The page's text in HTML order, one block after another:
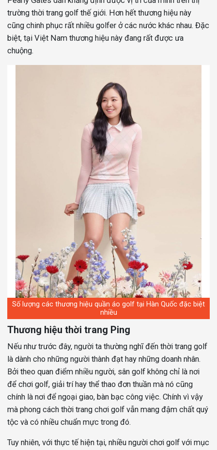
trường thời trang golf thế giới. Hơn hết thương hiệu này
cũng chinh phục rất nhiều golfer ở các nước khác nhau. Đặc
biệt, tại Việt Nam thương hiệu này đang rất được ưa
chuộng.
Số lượng các thương hiệu quần áo golf tại Hàn Quốc đặc biệt
nhiều
Thương hiệu thời trang Ping
Nếu như trước đây, người ta thường nghĩ đến thời trang golf
là dành cho những người thành đạt hay những doanh nhân.
Bởi theo quan điểm nhiều người, sân golf không chỉ là nơi
để chơi golf, giải trí hay thể thao đơn thuần mà nó cũng
chính là nơi để ngoại giao, bàn bạc công việc. Chính vì vậy
mà phong cách thời trang chơi golf vẫn mang đậm chất quý
tộc và có nhiều chuẩn mực trong đó.
Tuy nhiên, với thực tế hiện tại, nhiều người chơi golf với mục